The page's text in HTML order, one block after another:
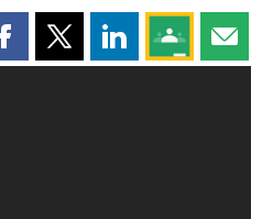
Partager cette page sur
Partager cette page sur X
Partager cette
Partagez